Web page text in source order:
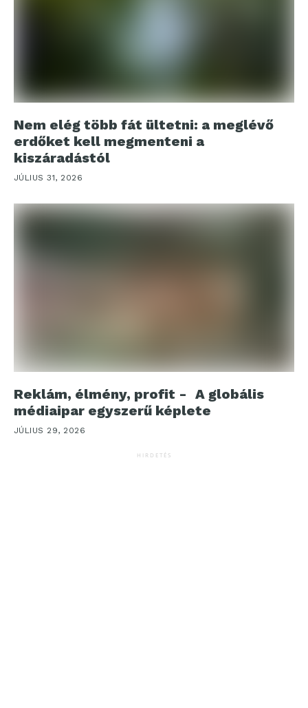
Nem elég több fát ültetni: a meglévő
erdőket kell megmenteni a
kiszáradástól
JÚLIUS 31, 2026
Reklám, élmény, profit - A globális
médiaipar egyszerű képlete
JÚLIUS 29, 2026
HIRDETÉS